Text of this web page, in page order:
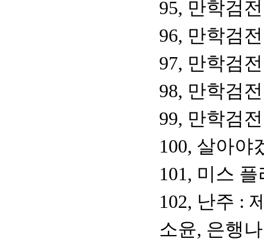
95, 만학검
96, 만학검
97, 만학검
98, 만학검
99, 만학검
100, 살아야
101, 미스
102, 난주 :
소윤, 은행